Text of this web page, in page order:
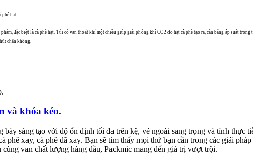
hạt.
đặc biệt là cà phê hạt. Túi có van thoát khí một chiều giúp giải phóng khí CO2 do hạt cà phê tạo ra, cân bằng áp suất
chân không.
và khóa kéo.
sáng tạo với độ ổn định tối đa trên kệ, vẻ ngoài sang trọng và tính thực
phê xay, cà phê đã xay. Bạn sẽ tìm thấy mọi thứ bạn cần trong các giải
van chất lượng hàng đầu, Packmic mang đến giá trị vượt trội.